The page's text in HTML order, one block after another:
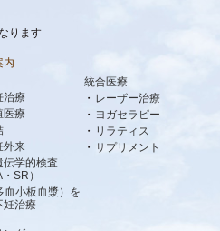
ります
内
治療
医療
外来
伝学的検査
・SR）
血小板血漿）を
妊治療
統合医療
レーザー治療
ヨガセラピー
リラティス
サプリメント